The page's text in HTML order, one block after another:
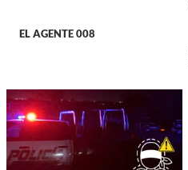
EL AGENTE 008